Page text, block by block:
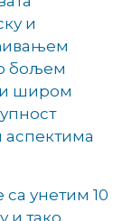
и
бољем
широм
са унетим 10
и тако